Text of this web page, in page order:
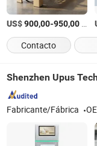
US$900,00-950,00
Contacto
Shenzhen Upus
Fabricante/Fábrica